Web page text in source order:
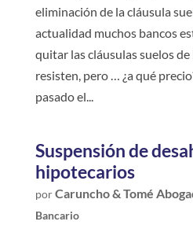
eliminación de la cláusula
actualidad muchos bancos
quitar las cláusulas suelos
resisten, pero … ¿a qué
pasado el...
Suspensión de
hipotecarios
porCaruncho & Tomé
Bancario